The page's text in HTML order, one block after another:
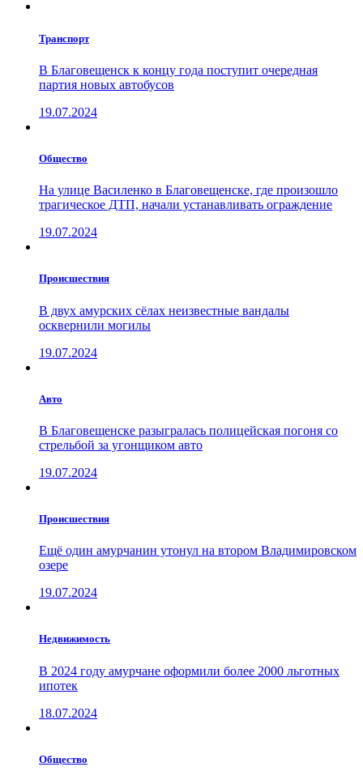
Транспорт
В Благовещенск к концу года поступит очередная
партия новых автобусов
19.07.2024
Общество
На улице Василенко в Благовещенске, где произошло
трагическое ДТП, начали устанавливать ограждение
19.07.2024
Проиcшествия
В двух амурских сёлах неизвестные вандалы
осквернили могилы
19.07.2024
Авто
В Благовещенске разыгралась полицейская погоня со
стрельбой за угонщиком авто
19.07.2024
Проиcшествия
Ещё один амурчанин утонул на втором Владимировском
озере
19.07.2024
Недвижимость
В 2024 году амурчане оформили более 2000 льготных
ипотек
18.07.2024
Общество